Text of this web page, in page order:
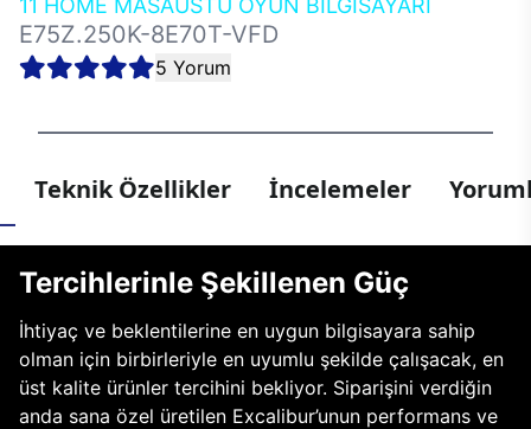
11 HOME MASAÜSTÜ OYUN BİLGİSAYARI
E75Z.250K-8E70T-VFD
5 Yorum
Teknik Özellikler İncelemeler
Tercihlerinle Şekillenen Güç
İhtiyaç ve beklentilerine en uygun bilgisayara sahip
olman için birbirleriyle en uyumlu şekilde çalışacak, en
üst kalite ürünler tercihini bekliyor. Siparişini verdiğin
anda sana özel üretilen Excalibur’unun performans ve